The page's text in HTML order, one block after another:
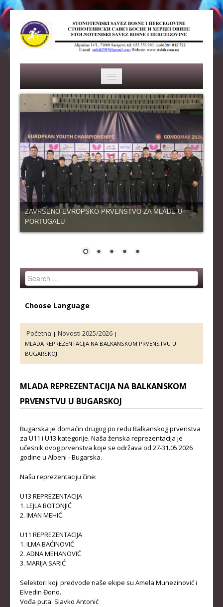
HOME
SAVEZ
ISTORIJA
ORGANI SAVEZA
OSNOVNI PODACI
REPREZENTACIJA
ŽENSKA KADETSKA REPREZENTACIJA
SENIORKE
JUNIORI
JUNIORKE
KADETI
KADETKINJE
MLAĐI KADETI
NAJMLAĐE KADETKINJE
ZAVRŠENO EVROPSKO PRVENSTVO ZA MLADE U
PORTUGALU
Search
...
Choose Language
Početna | Novosti 2025/2026 |
MLADA REPREZENTACIJA NA BALKANSKOM PRVENSTVU U
BUGARSKOJ
MLADA REPREZENTACIJA NA BALKANSKOM
PRVENSTVU U BUGARSKOJ
Bugarska je domaćin drugog po redu Balkanskog prvenstva
za U11 i U13 kategorije. Naša ženska reprezentacija je
učesnik ovog prvenstva koje se održava od 27-31.05.2026
godine u Albeni - Bugarska.
Našu reprezentaciju čine:
U13 REPREZENTACIJA
1. LEJLA BOTONJIĆ
2. IMAN MEHIĆ
U11 REPREZENTACIJA
1. ILMA BAĆINOVIĆ
2. ADNA MEHANOVIĆ
3. MARIJA SARIĆ
Selektori koji predvode naše ekipe su Amela Munezinović i
Elvedin Đono.
Vođa puta: Slavko Antonić